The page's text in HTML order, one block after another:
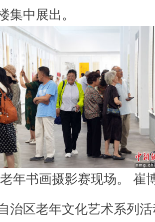
集中展出。
年书画摄影赛现场。 崔
区老年文化艺术系列活